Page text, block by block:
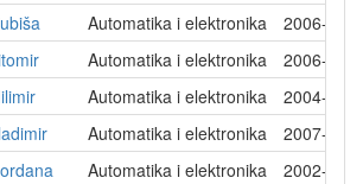
Automatika i elektronika
2006-03-
Automatika i elektronika
2006-12-
Automatika i elektronika
2004-11-
Automatika i elektronika
2007-11-
Automatika i elektronika
2002-07-